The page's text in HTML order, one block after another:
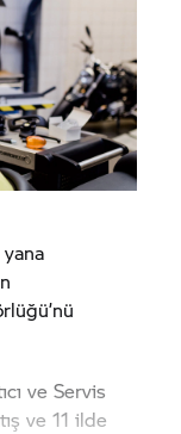
ve Servis
ve 11 ilde